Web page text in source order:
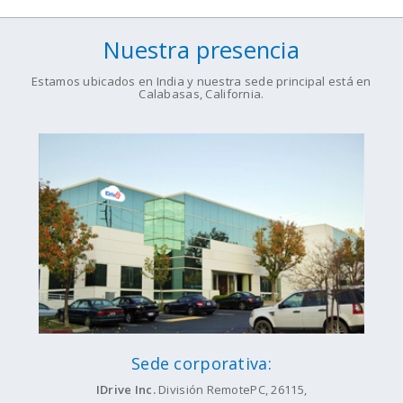
Nuestra presencia
Estamos ubicados en India y nuestra sede principal está en
Calabasas, California.
Sede corporativa:
IDrive Inc.División RemotePC, 26115,